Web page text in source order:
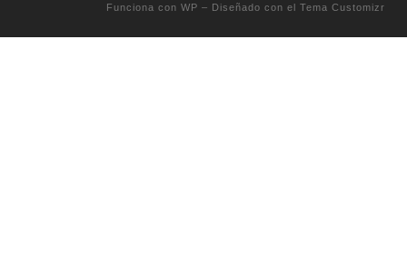
Funciona con WP – Diseñado con el Tema Customizr